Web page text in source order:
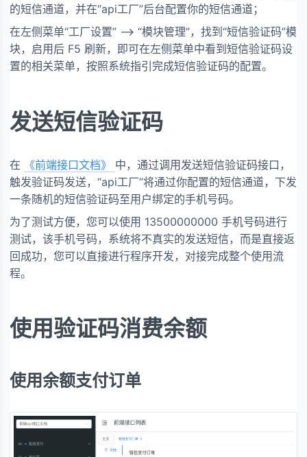
的短信通道，并在“api工厂”后台配置你的短信通道；
在左侧菜单“工厂设置” --> “模块管理”，找到“短信验证码”模
块，启用后 F5 刷新，即可在左侧菜单中看到短信验证码设
置的相关菜单，按照系统指引完成短信验证码的配置。
发送短信验证码
在 《前端接口文档》 中，通过调用发送短信验证码接口，
触发验证码发送，“api工厂”将通过你配置的短信通道，下发
一条随机的短信验证码至用户绑定的手机号码。
为了测试方便，您可以使用 13500000000 手机号码进行
测试，该手机号码，系统将不真实的发送短信，而是直接返
回成功，您可以直接进行程序开发，对接完成整个使用流
程。
使用验证码消费余额
使用余额支付订单